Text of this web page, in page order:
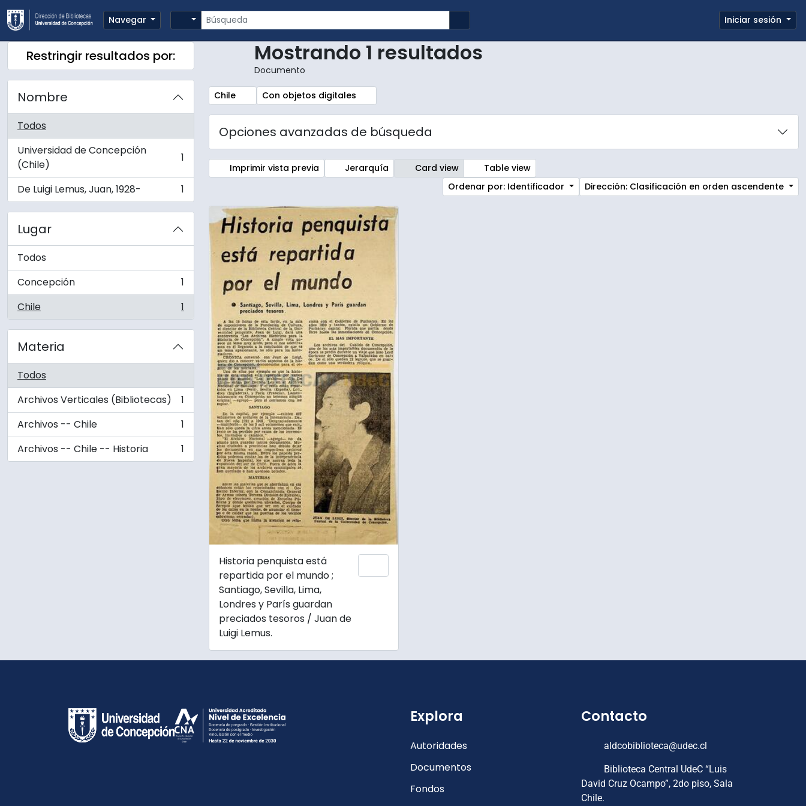
Skip to main content
Navegar
Búsqueda
Search options Portapapeles
Enlaces rápidos
Iniciar sesión
Restringir resultados por:
Nombre
Todos
Universidad de Concepción
(Chile)
, 1 resultados 1
De Luigi Lemus, Juan, 1928-
, 1 resultados 1
Lugar
Todos
Concepción
, 1 resultados
1
Chile
, 1 resultados 1
Materia
Todos
Archivos Verticales (Bibliotecas)
, 1 resultados
1
Archivos -- Chile
, 1 resultados
1
Archivos -- Chile -- Historia
, 1 resultados 1
Mostrando 1 resultados
Documento
Remove filter:
Chile Remove filter:
Con objetos digitales
Opciones avanzadas de búsqueda
Imprimir vista previa Jerarquía Card view
Table view
Ordenar por: Identificador
Dirección: Clasificación en orden ascendente
Historia penquista está
repartida por el mundo ;
Santiago, Sevilla, Lima,
Londres y París guardan
preciados tesoros / Juan de
Luigi Lemus.
Explora
Autoridades
Documentos
Fondos
Contacto
aldcobiblioteca@udec.cl
Biblioteca Central UdeC “Luis
David Cruz Ocampo”, 2do piso, Sala
Chile.